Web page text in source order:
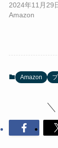
2024年11月29
Amazon
Amazon